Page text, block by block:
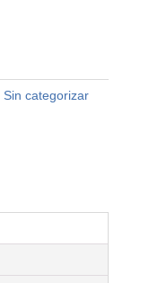
Sin categorizar